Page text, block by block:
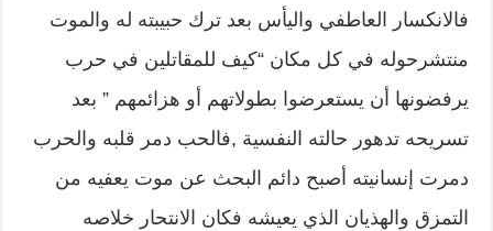
فالانكسار العاطفي واليأس بعد ترك حبيبته له والموت
منتشرحوله في كل مكان “كيف للمقاتلين في حرب
يرفضونها أن يستعرضوا بطولاتهم أو هزائمهم ” بعد
تسريحه تدهور حالته النفسية ,فالحب دمر قلبه والحرب
دمرت إنسانيته أصبح دائم البحث عن موت يعفيه من
التمزق والهذيان الذي يعيشه فكان الانتحار خلاصه